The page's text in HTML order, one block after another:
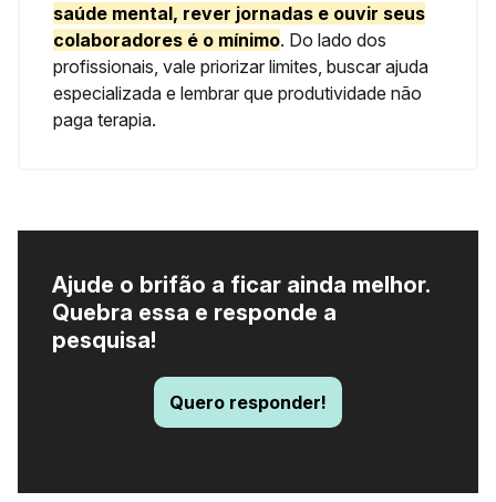
saúde mental, rever jornadas e ouvir seus
colaboradores é o mínimo. Do lado dos
profissionais, vale priorizar limites, buscar ajuda
especializada e lembrar que produtividade não
paga terapia.
Ajude o brifão a ficar ainda melhor.
Quebra essa e responde a
pesquisa!
Quero responder!